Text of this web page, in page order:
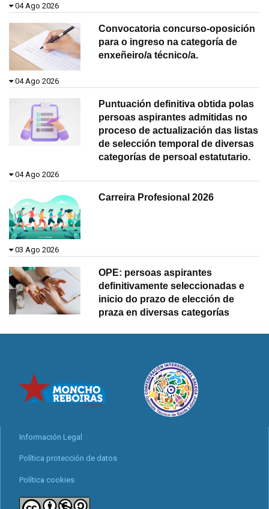
04 Ago 2026
Convocatoria concurso-oposición
para o ingreso na categoría de
enxeñeiro/a técnico/a.
04 Ago 2026
Puntuación definitiva obtida polas
persoas aspirantes admitidas no
proceso de actualización das listas
de selección temporal de diversas
categorías de persoal estatutario.
04 Ago 2026
Carreira Profesional 2026
03 Ago 2026
OPE: persoas aspirantes
definitivamente seleccionadas e
inicio do prazo de elección de
praza en diversas categorías
Información Legal
Política protección de datos
Política cookies